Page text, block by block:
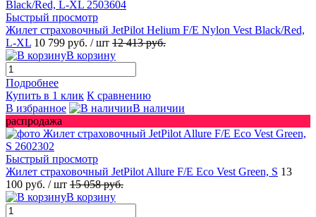
Быстрый просмотр
Жилет страховочный JetPilot Helium F/E Nylon Vest Black/Red,
L-XL 10 799 руб. / шт 12 413 руб.
В корзину
Подробнее
Купить в 1 клик К сравнению
В избранное
В наличии
распродажа
Быстрый просмотр
Жилет страховочный JetPilot Allure F/E Eco Vest Green, S 13
100 руб. / шт 15 058 руб.
В корзину